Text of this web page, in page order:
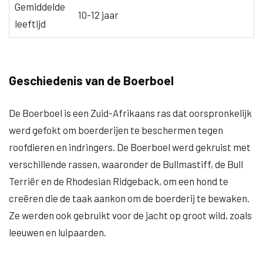
Gemiddelde
leeftijd
10-12 jaar
Geschiedenis van de Boerboel
De Boerboel is een Zuid-Afrikaans ras dat oorspronkelijk
werd gefokt om boerderijen te beschermen tegen
roofdieren en indringers. De Boerboel werd gekruist met
verschillende rassen, waaronder de Bullmastiff, de Bull
Terriër en de Rhodesian Ridgeback, om een hond te
creëren die de taak aankon om de boerderij te bewaken.
Ze werden ook gebruikt voor de jacht op groot wild, zoals
leeuwen en luipaarden.